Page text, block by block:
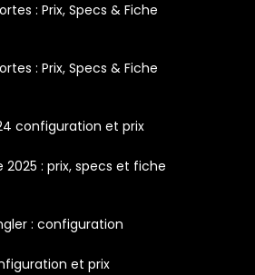
: Prix, Specs & Fiche
: Prix, Specs & Fiche
configuration et prix
2025 : prix, specs et fiche
: configuration
et prix